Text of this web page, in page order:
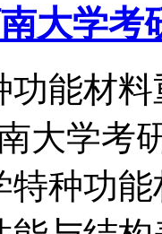
大学考
能材
大学考
特种功